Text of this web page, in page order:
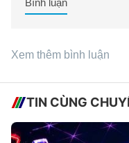
Xem thêm bình luận
TIN CÙNG